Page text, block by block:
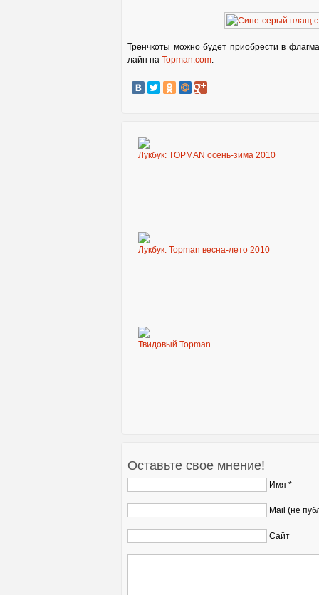
Тренчкоты можно будет приобрести в
лайн на Topman.com.
Лукбук: TOPMAN осень-зима 2010
Лукбук: Topman весна-лето 2010
Твидовый Topman
Оставьте свое мнение!
Имя *
Mail (не
Сайт